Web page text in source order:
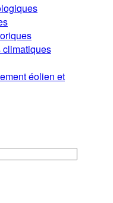
climatiques
éolien et